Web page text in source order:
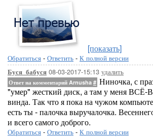
[показать]
Обратиться - Ответить - К полной версии
Буся_бабуся 08-03-2017-15:13 удалить
Ответ на комментарий Arnusha # Ниночка, с
"умер" жесткий диск, а там у меня ВСЁ-
винда. Так что я пока на чужом
есть ты - палочка выручалочка.
и всего самого доброго.
Обратиться - Ответить - К полной версии